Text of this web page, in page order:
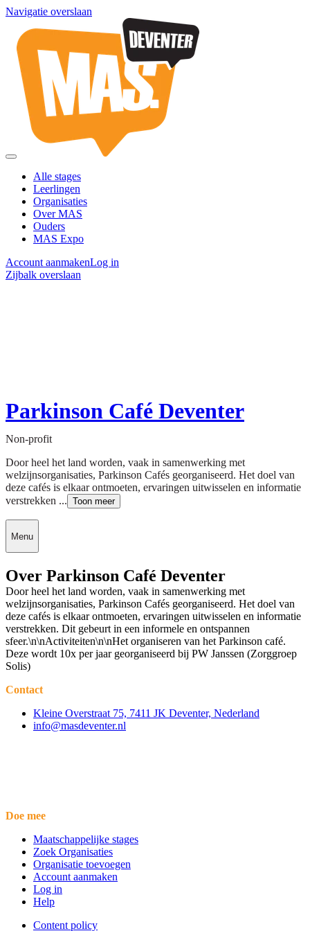
Navigatie overslaan
Alle stages
Leerlingen
Organisaties
Over MAS
Ouders
MAS Expo
Account aanmakenLog in
Zijbalk overslaan
Parkinson Café Deventer
Non-profit
Door heel het land worden, vaak in samenwerking met
welzijnsorganisaties, Parkinson Cafés georganiseerd. Het doel van
deze cafés is elkaar ontmoeten, ervaringen uitwisselen en informatie
verstrekken ... Toon meer
Menu
Over Parkinson Café Deventer
Door heel het land worden, vaak in samenwerking met
welzijnsorganisaties, Parkinson Cafés georganiseerd. Het doel van
deze cafés is elkaar ontmoeten, ervaringen uitwisselen en informatie
verstrekken. Dit gebeurt in een informele en ontspannen
sfeer.\n\nActiviteiten\n\nHet organiseren van het Parkinson café.
Deze wordt 10x per jaar georganiseerd bij PW Janssen (Zorggroep
Solis)
Contact
Kleine Overstraat 75, 7411 JK Deventer, Nederland
info@masdeventer.nl
Doe mee
Maatschappelijke stages
Zoek Organisaties
Organisatie toevoegen
Account aanmaken
Log in
Help
Content policy